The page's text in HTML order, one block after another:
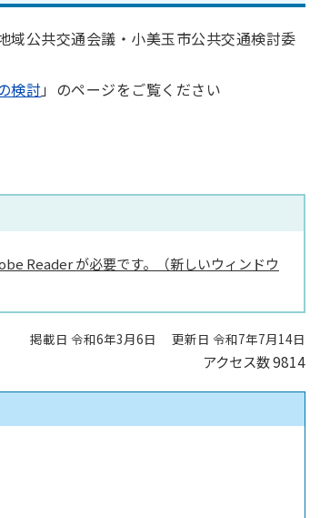
域公共交通会議・小美玉市公共交通検討委
検討」のページをご覧ください
Reader が必要です。（新しいウィンドウ
掲載日 令和6年3月6日 更新日 令和7年7月14日
アクセス数9814